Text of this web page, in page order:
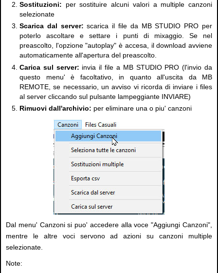
Sostituzioni: per sostituire alcuni valori a multiple canzoni
selezionate
Scarica dal server: scarica il file da MB STUDIO PRO per
poterlo ascoltare e settare i punti di mixaggio. Se nel
preascolto, l'opzione "autoplay" è accesa, il download avviene
automaticamente all'apertura del preascolto.
Carica sul server: invia il file a MB STUDIO PRO (l'invio da
questo menu' è facoltativo, in quanto all'uscita da MB
REMOTE, se necessario, un avviso vi ricorda di inviare i files
al server cliccando sul pulsante lampeggiante INVIARE)
Rimuovi dall'archivio: per eliminare una o piu' canzoni
Dal menu' Canzoni si puo' accedere alla voce "Aggiungi Canzoni",
mentre le altre voci servono ad azioni su canzoni multiple
selezionate.
Note: